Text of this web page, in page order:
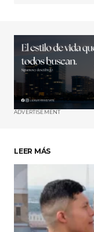
Su nombre*
Tu correo
Enviar
ADVERTISEMENT
LEER MÁS